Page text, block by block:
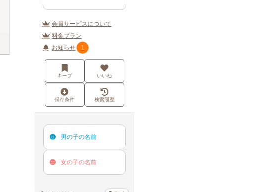
会員サービスについて
料金プラン
お知らせ
1
キープ いいね
保存条件 検索履歴
男の子の名前
女の子の名前